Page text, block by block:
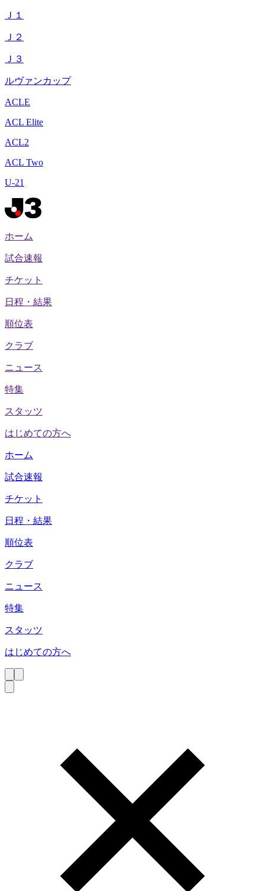
Ｊ１
Ｊ２
Ｊ３
ルヴァンカップ
ACLE
ACL Elite
ACL2
ACL Two
U-21
ホーム
試合速報
チケット
日程・結果
順位表
クラブ
ニュース
特集
スタッツ
はじめての方へ
ホーム
試合速報
チケット
日程・結果
順位表
クラブ
ニュース
特集
スタッツ
はじめての方へ